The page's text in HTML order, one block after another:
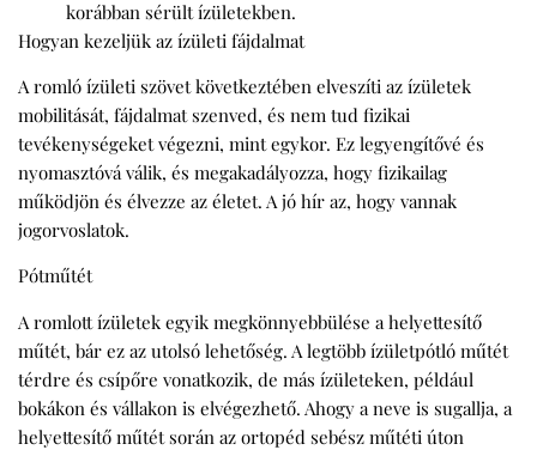
korábban sérült ízületekben.
Hogyan kezeljük az ízületi fájdalmat
A romló ízületi szövet következtében elveszíti az ízületek
mobilitását, fájdalmat szenved, és nem tud fizikai
tevékenységeket végezni, mint egykor. Ez legyengítővé és
nyomasztóvá válik, és megakadályozza, hogy fizikailag
működjön és élvezze az életet. A jó hír az, hogy vannak
jogorvoslatok.
Pótműtét
A romlott ízületek egyik megkönnyebbülése a helyettesítő
műtét, bár ez az utolsó lehetőség. A legtöbb ízületpótló műtét
térdre és csípőre vonatkozik, de más ízületeken, például
bokákon és vállakon is elvégezhető. Ahogy a neve is sugallja, a
helyettesítő műtét során az ortopéd sebész műtéti úton